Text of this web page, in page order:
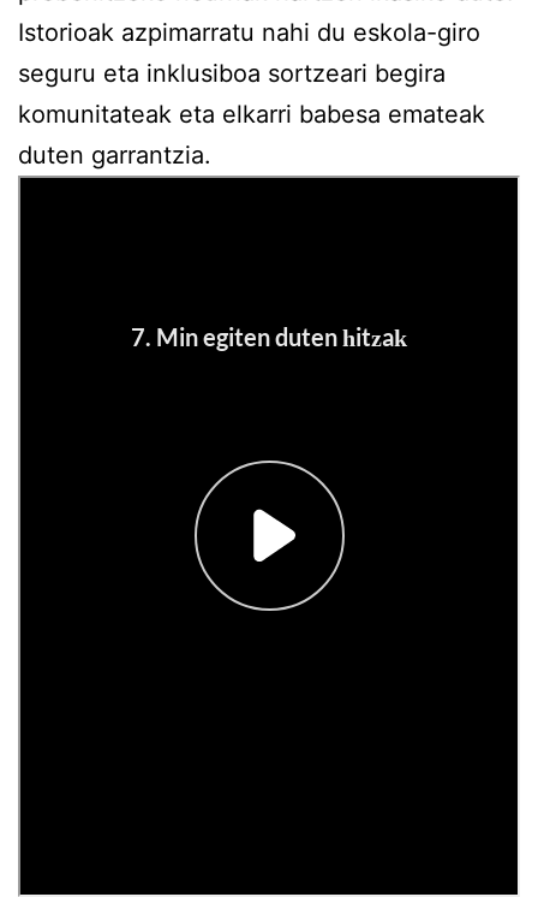
Istorioak azpimarratu nahi du eskola-giro
seguru eta inklusiboa sortzeari begira
komunitateak eta elkarri babesa emateak
duten garrantzia.